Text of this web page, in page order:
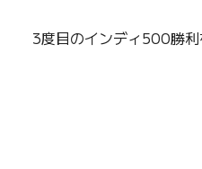
3度目のインディ500勝利